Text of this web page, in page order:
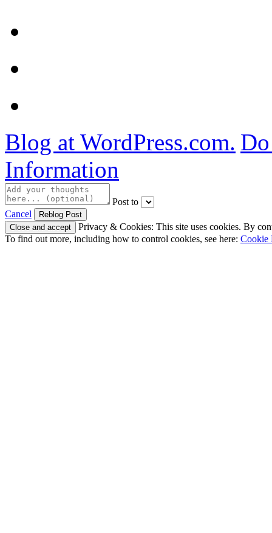
Blog at WordPress.com.
Information
Post to
Cancel
Privacy & Cookies: This site uses cookies. By
To find out more, including how to control cookies, see here: Cookie